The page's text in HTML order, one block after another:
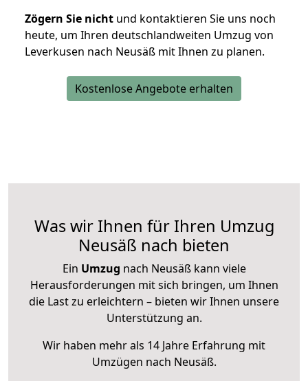
Zögern Sie nicht und kontaktieren Sie uns noch
heute, um Ihren deutschlandweiten Umzug von
Leverkusen nach Neusäß mit Ihnen zu planen.
Kostenlose Angebote erhalten
Was wir Ihnen für Ihren Umzug
Neusäß nach bieten
Ein Umzug nach Neusäß kann viele
Herausforderungen mit sich bringen, um Ihnen
die Last zu erleichtern – bieten wir Ihnen unsere
Unterstützung an.
Wir haben mehr als 14 Jahre Erfahrung mit
Umzügen nach Neusäß.